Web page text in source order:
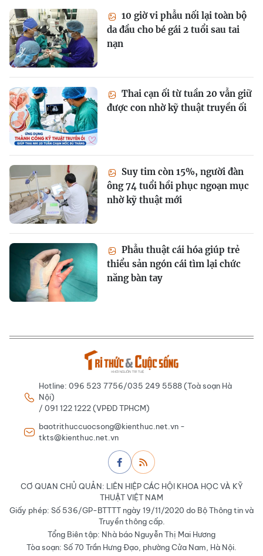
10 giờ vi phẫu nối lại toàn bộ
da đầu cho bé gái 2 tuổi sau tai
nạn
Thai cạn ối từ tuần 20 vẫn giữ
được con nhờ kỹ thuật truyền ối
Suy tim còn 15%, người đàn
ông 74 tuổi hồi phục ngoạn mục
nhờ kỹ thuật mới
Phẫu thuật cái hóa giúp trẻ
thiểu sản ngón cái tìm lại chức
năng bàn tay
Hotline: 096 523 7756/035 249 5588 (Toà soạn Hà
Nội)
/ 091 122 1222 (VPĐD TPHCM)
baotrithuccuocsong@kienthuc.net.vn -
tkts@kienthuc.net.vn
CƠ QUAN CHỦ QUẢN: LIÊN HIỆP CÁC HỘI KHOA HỌC VÀ KỸ
THUẬT VIỆT NAM
Giấy phép: Số 536/GP-BTTTT ngày 19/11/2020 do Bộ Thông tin và
Truyền thông cấp.
Tổng Biên tập: Nhà báo Nguyễn Thị Mai Hương
Tòa soạn: Số 70 Trần Hưng Đạo, phường Cửa Nam, Hà Nội.